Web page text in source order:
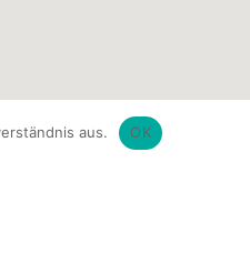
aus. OK